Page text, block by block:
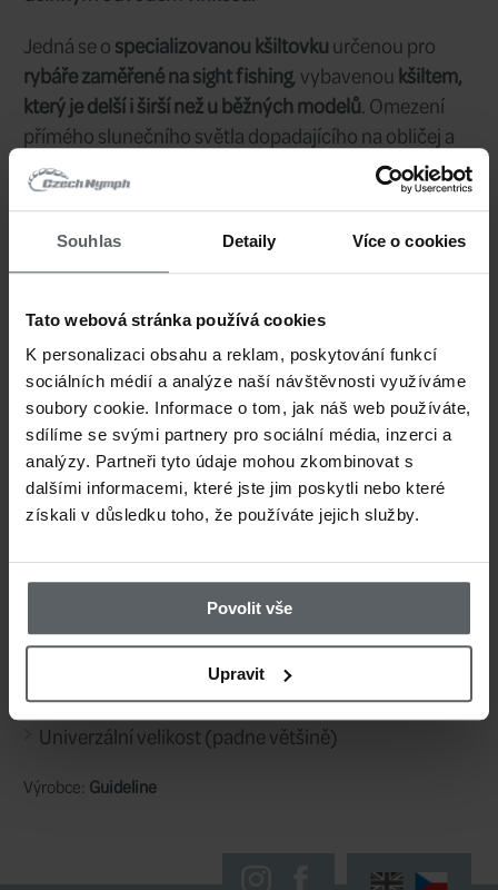
Souhlas Detaily Více o cookies
Tato webová stránka používá cookies
K personalizaci obsahu a reklam, poskytování funkcí
sociálních médií a analýze naší návštěvnosti využíváme
soubory cookie. Informace o tom, jak náš web používáte,
sdílíme se svými partnery pro sociální média, inzerci a
analýzy. Partneři tyto údaje mohou zkombinovat s
dalšími informacemi, které jste jim poskytli nebo které
získali v důsledku toho, že používáte jejich služby.
Povolit vše
Upravit
Sklad:
Dodání: nedostupné
Kšiltovka Guideline Longbill Solartech
prodlouženým kšiltempro ještě lepší
sluncem. Jelehká pro celodenní
rychleschnoucí tkaniny odolné vůči
účinným odvodem vlhkosti.
specializovanou kšiltovku
rybáře zaměřené na sight fishing,
který je delší i širší než u běžných
přímého slunečního světla
sluneční brýle jeklíčové pro
vidění při lovu druhů, jako jsou
permit v čisté a mělké vodě
černou spodní